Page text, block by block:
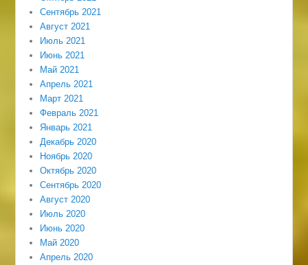
Сентябрь 2021
Август 2021
Июль 2021
Июнь 2021
Май 2021
Апрель 2021
Март 2021
Февраль 2021
Январь 2021
Декабрь 2020
Ноябрь 2020
Октябрь 2020
Сентябрь 2020
Август 2020
Июль 2020
Июнь 2020
Май 2020
Апрель 2020